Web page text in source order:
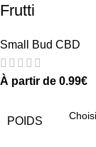
Frutti
Small Bud CBD
À partir de 0.99€
POIDS